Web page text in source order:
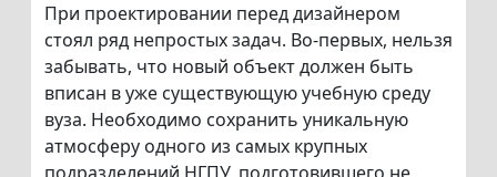
При проектировании перед дизайнером
стоял ряд непростых задач. Во-первых, нельзя
забывать, что новый объект должен быть
вписан в уже существующую учебную среду
вуза. Необходимо сохранить уникальную
атмосферу одного из самых крупных